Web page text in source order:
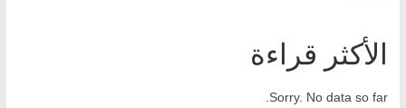
الأكثر قراءة
Sorry. No data so far.